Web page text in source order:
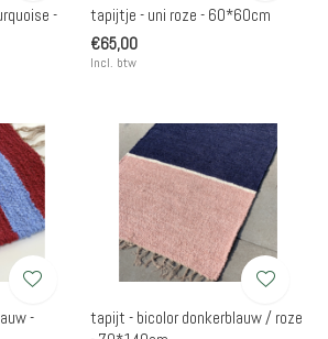
-
tapijtje - uni roze - 60*60cm
€65,00
Incl. btw
-
tapijt - bicolor donkerblauw / roze